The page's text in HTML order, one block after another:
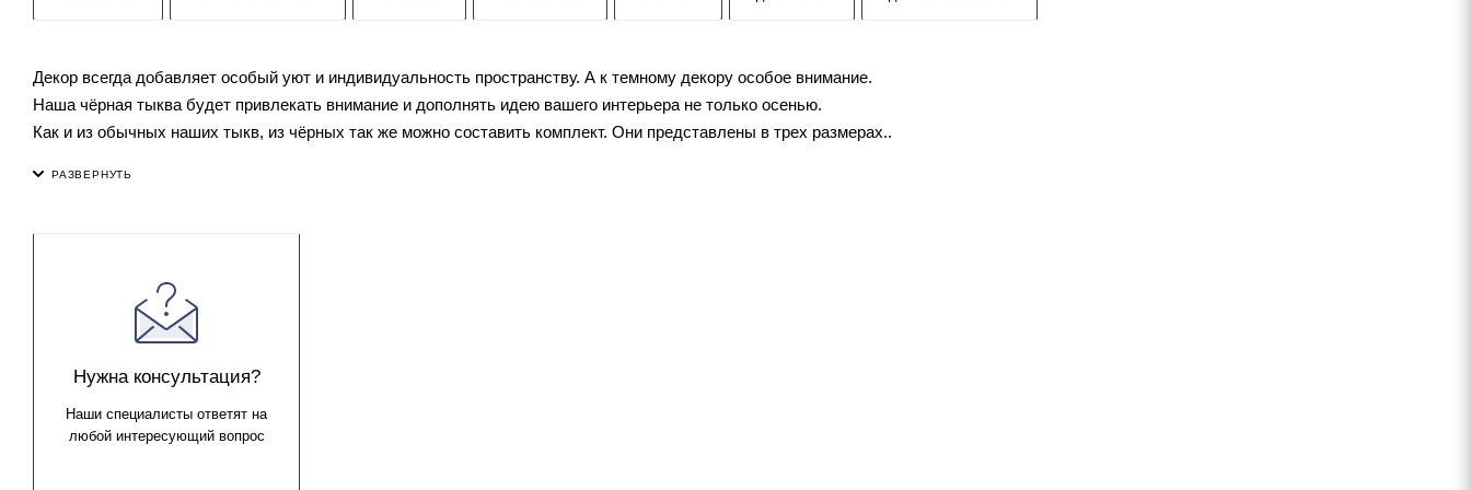
Декор всегда добавляет особый уют и индивидуальность пространству. А к темному декору особое внимание.
Наша чёрная тыква будет привлекать внимание и дополнять идею вашего интерьера не только осенью.
Как и из обычных наших тыкв, из чёрных так же можно составить комплект. Они представлены в трех размерах..
Нужна консультация?
Наши специалисты ответят на
любой интересующий вопрос